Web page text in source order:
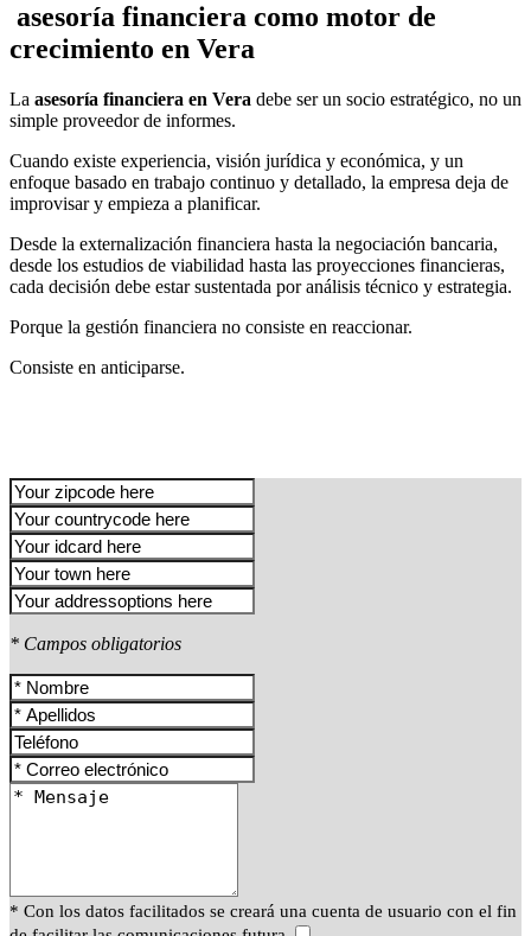
asesoría financiera como motor de
crecimiento en Vera
La asesoría financiera en Vera debe ser un socio estratégico, no un
simple proveedor de informes.
Cuando existe experiencia, visión jurídica y económica, y un
enfoque basado en trabajo continuo y detallado, la empresa deja de
improvisar y empieza a planificar.
Desde la externalización financiera hasta la negociación bancaria,
desde los estudios de viabilidad hasta las proyecciones financieras,
cada decisión debe estar sustentada por análisis técnico y estrategia.
Porque la gestión financiera no consiste en reaccionar.
Consiste en anticiparse.
* Campos obligatorios
* Con los datos facilitados se creará una cuenta de usuario con el fin